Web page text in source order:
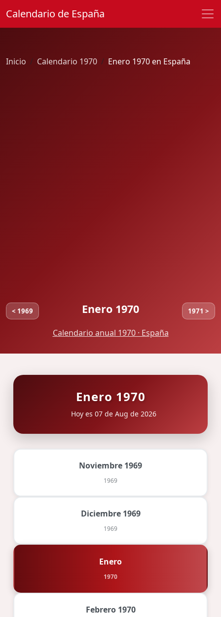
Calendario de España
Inicio Calendario 1970 Enero 1970 en España
< 1969 Enero 1970 1971 >
Calendario anual 1970 · España
Enero 1970
Hoy es 07 de Aug de 2026
Noviembre 1969
1969
Diciembre 1969
1969
Enero
1970
Febrero 1970